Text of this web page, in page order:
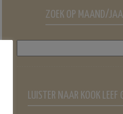
ZOEK OP MAAND/
LUISTER NAAR KOOK LEEF